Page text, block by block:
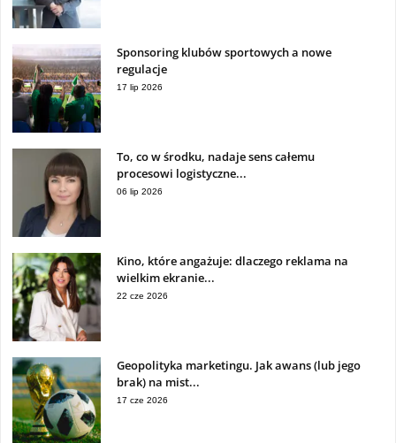
Sponsoring klubów sportowych a nowe
regulacje
17 lip 2026
To, co w środku, nadaje sens całemu
procesowi logistyczne...
06 lip 2026
Kino, które angażuje: dlaczego reklama na
wielkim ekranie...
22 cze 2026
Geopolityka marketingu. Jak awans (lub jego
brak) na mist...
17 cze 2026